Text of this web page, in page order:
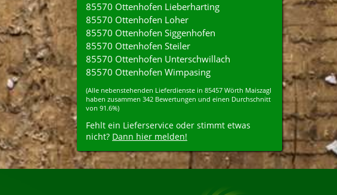
85570 Ottenhofen Lieberharting
85570 Ottenhofen Loher
85570 Ottenhofen Siggenhofen
85570 Ottenhofen Steiler
85570 Ottenhofen Unterschwillach
85570 Ottenhofen Wimpasing
(Alle nebenstehenden Lieferdienste in 85457 Wörth Maiszagl
haben zusammen 342 Bewertungen und einen Durchschnitt
von 91.6%)
Fehlt ein Lieferservice oder stimmt etwas
nicht? Dann hier melden!